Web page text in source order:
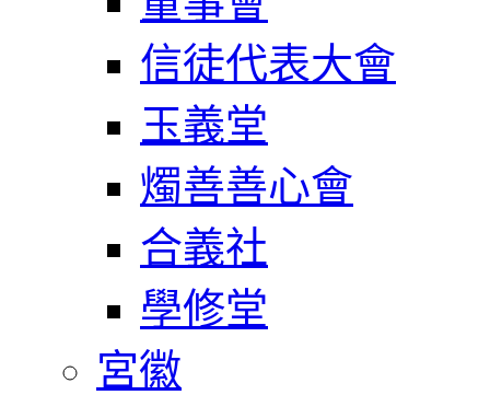
信徒代表大會
玉義堂
燭善善心會
合義社
學修堂
宮徽